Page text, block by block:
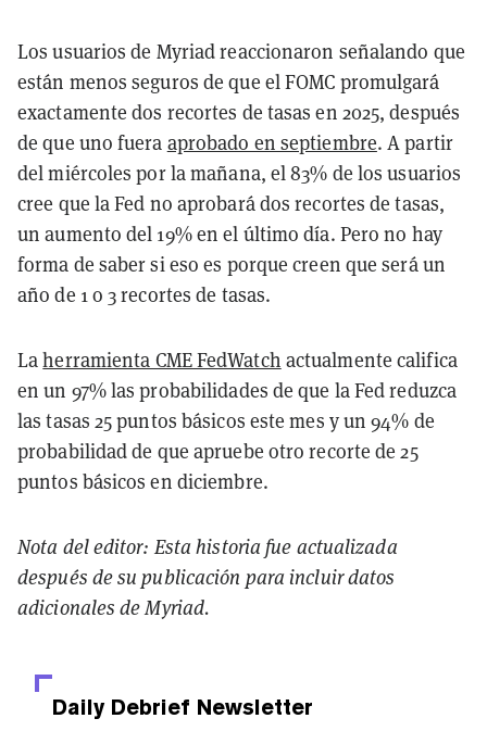
Los usuarios de Myriad reaccionaron señalando que
están menos seguros de que el FOMC promulgará
exactamente dos recortes de tasas en 2025, después
de que uno fuera aprobado en septiembre. A partir
del miércoles por la mañana, el 83% de los usuarios
cree que la Fed no aprobará dos recortes de tasas,
un aumento del 19% en el último día. Pero no hay
forma de saber si eso es porque creen que será un
año de 1 o 3 recortes de tasas.
Laherramienta CME FedWatch actualmente califica
en un 97% las probabilidades de que la Fed reduzca
las tasas 25 puntos básicos este mes y un 94% de
probabilidad de que apruebe otro recorte de 25
puntos básicos en diciembre.
Nota del editor: Esta historia fue actualizada
después de su publicación para incluir datos
adicionales de Myriad.
Daily Debrief Newsletter